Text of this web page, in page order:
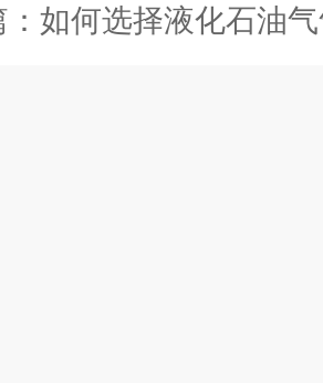
如何选择液化石油气气体检测